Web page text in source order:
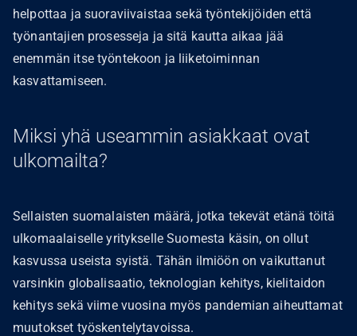
helpottaa ja suoraviivaistaa sekä työntekijöiden että
työnantajien prosesseja ja sitä kautta aikaa jää
enemmän itse työntekoon ja liiketoiminnan
kasvattamiseen.
Miksi yhä useammin asiakkaat ovat
ulkomailta?
Sellaisten suomalaisten määrä, jotka tekevät etänä töitä
ulkomaalaiselle yritykselle Suomesta käsin, on ollut
kasvussa useista syistä. Tähän ilmiöön on vaikuttanut
varsinkin globalisaatio, teknologian kehitys, kielitaidon
kehitys sekä viime vuosina myös pandemian aiheuttamat
muutokset työskentelytavoissa.